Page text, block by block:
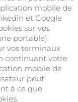
mobile de
et Google
sur vos
portable).
vos terminaux
continuant votre
mobile de
peut
à ce que